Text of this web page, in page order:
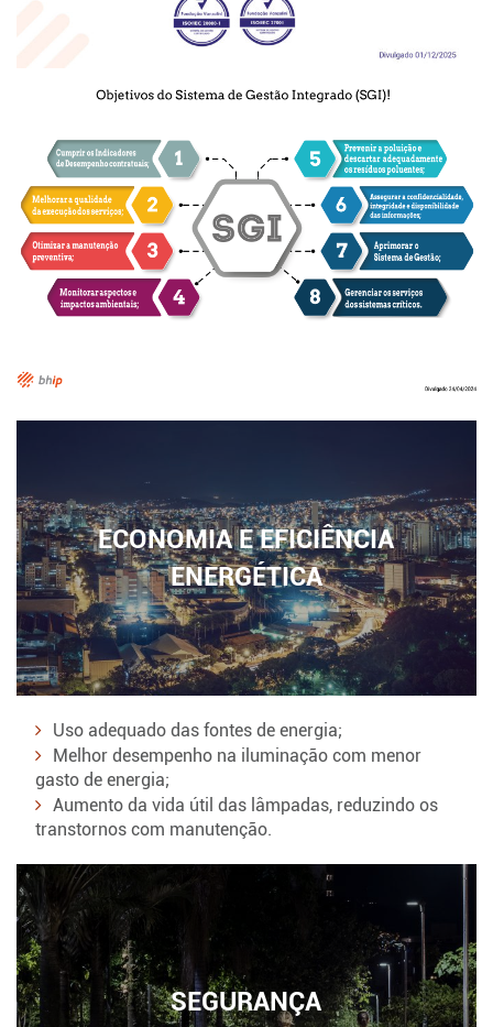
ECONOMIA E EFICIÊNCIA
ENERGÉTICA
Uso adequado das fontes de energia;
Melhor desempenho na iluminação com menor
gasto de energia;
Aumento da vida útil das lâmpadas, reduzindo os
transtornos com manutenção.
SEGURANÇA